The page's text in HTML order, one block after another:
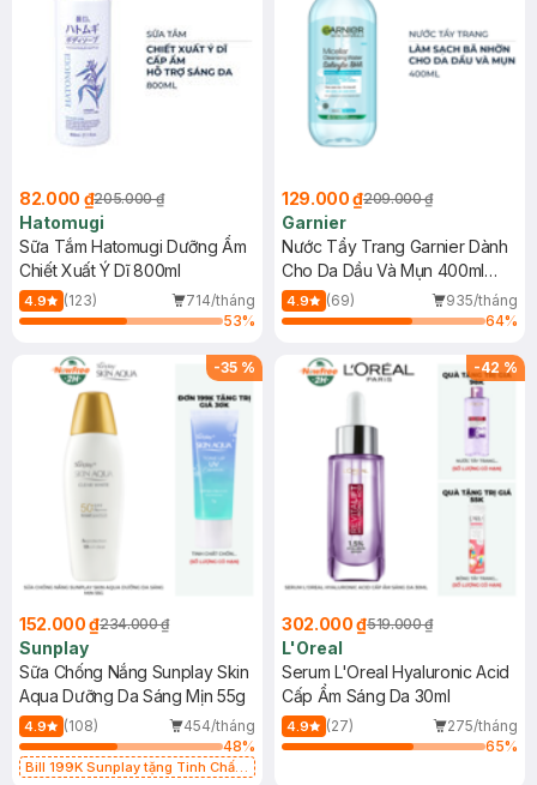
82.000 ₫205.000 ₫
Hatomugi
Sữa Tắm Hatomugi Dưỡng Ẩm
Chiết Xuất Ý Dĩ 800ml
4.9 (123)
714/tháng
53%
129.000 ₫209.000 ₫
Garnier
Nước Tẩy Trang Garnier Dành
Cho Da Dầu Và Mụn 400ml
(Mới)
4.9 (69)
935/tháng
64%
-35 %
152.000 ₫234.000 ₫
Sunplay
Sữa Chống Nắng Sunplay Skin
Aqua Dưỡng Da Sáng Mịn 55g
4.9 (108)
454/tháng
48%
Bill 199K Sunplay tặng Tinh Chất
-42 %
302.000 ₫519.000 ₫
L'Oreal
Serum L'Oreal Hyaluronic Acid
Cấp Ẩm Sáng Da 30ml
4.9 (27)
275/tháng
65%